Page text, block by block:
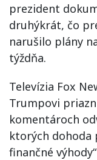
prezident
druhýkrát, čo
narušilo plány
týždňa.
Televízia Fox
Trumpovi
komentároch
ktorých dohoda
finančné